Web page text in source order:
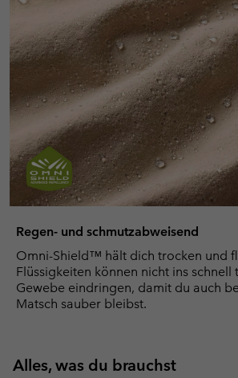
Regen- und schmutzabweisend
Omni-Shield™ hält dich trocken und
Flüssigkeiten können nicht ins schnell
Gewebe eindringen, damit du auch
Matsch sauber bleibst.
Alles, was du brauchst